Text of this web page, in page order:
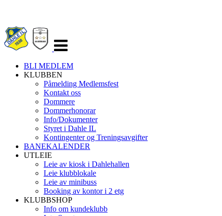
navigasjon
BLI MEDLEM
KLUBBEN
Påmelding Medlemsfest
Kontakt oss
Dommere
Dommerhonorar
Info/Dokumenter
Styret i Dahle IL
Kontingenter og Treningsavgifter
BANEKALENDER
UTLEIE
Leie av kiosk i Dahlehallen
Leie klubblokale
Leie av minibuss
Booking av kontor i 2 etg
KLUBBSHOP
Info om kundeklubb